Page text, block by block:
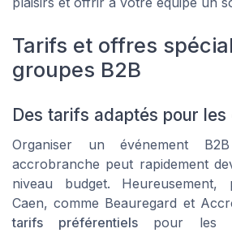
Tarifs et offres
groupes B2B
Des tarifs adaptés pour les
Organiser un événement
accrobranche peut rapidement
niveau budget.
Caen, comme Beauregard et
tarifs préférentielspour les